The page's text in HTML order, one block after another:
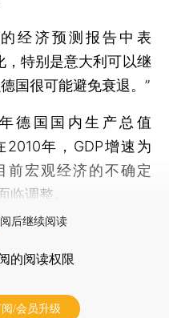
济预测报告中表
，特别是意大利可以继
国很可能避免衰退。”
国国内生产总值
2010年，GDP增速为
前宏观经济的不确定
临调整。
后继续阅读
的阅读权限
/会员升级